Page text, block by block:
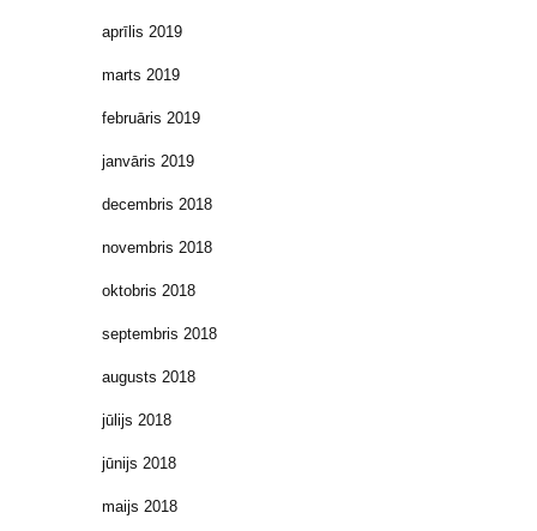
aprīlis 2019
marts 2019
februāris 2019
janvāris 2019
decembris 2018
novembris 2018
oktobris 2018
septembris 2018
augusts 2018
jūlijs 2018
jūnijs 2018
maijs 2018